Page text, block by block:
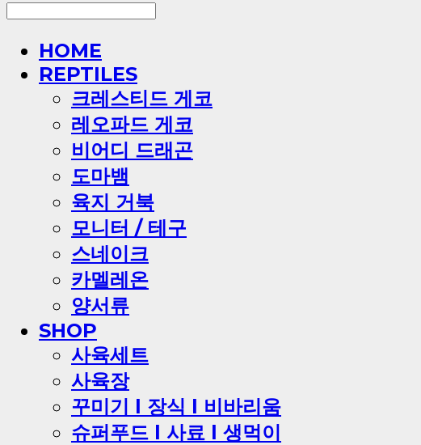
HOME
REPTILES
크레스티드 게코
레오파드 게코
비어디 드래곤
도마뱀
육지 거북
모니터 / 테구
스네이크
카멜레온
양서류
SHOP
사육세트
사육장
꾸미기 l 장식 l 비바리움
슈퍼푸드 l 사료 l 생먹이